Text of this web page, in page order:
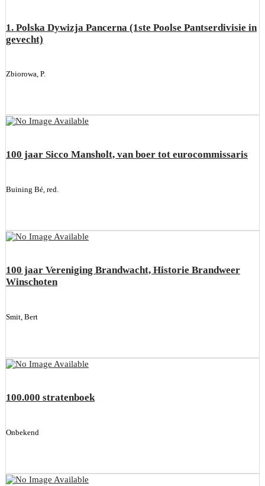
1. Polska Dywizja Pancerna (1ste Poolse Pantserdivisie in
gevecht)
Zbiorowa, P.
100 jaar Sicco Mansholt, van boer tot eurocommissaris
Buining Bé, red.
100 jaar Vereniging Brandwacht, Historie Brandweer
Winschoten
Smit, Bert
100.000 stratenboek
Onbekend